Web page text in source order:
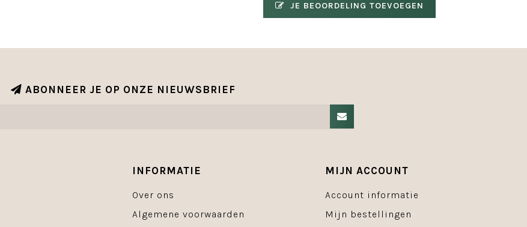
JE BEOORDELING TOEVOEGEN
ABONNEER JE OP ONZE NIEUWSBRIEF
INFORMATIE
Over ons
Algemene voorwaarden
MIJN ACCOUNT
Account informatie
Mijn bestellingen